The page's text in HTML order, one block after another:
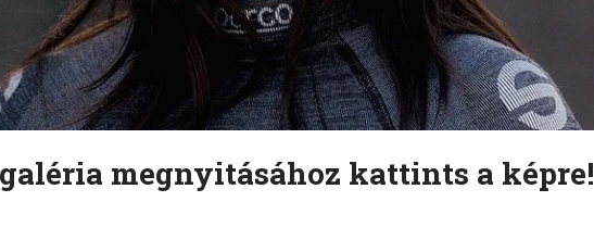
megnyitásához kattints a képre!